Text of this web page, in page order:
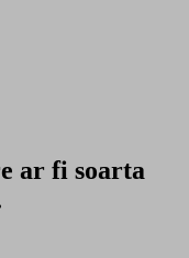
ar fi soarta